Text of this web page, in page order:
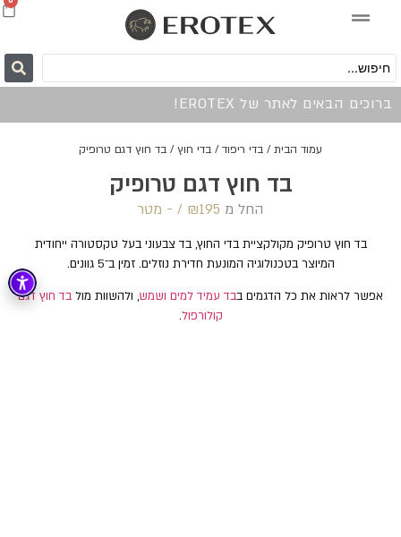
ברוכים הבאים לאתר של EROTEX!
עמוד הבית / בדי ריפוד / בדי חוץ / בד חוץ דגם טרופיק
בד חוץ דגם טרופיק
החל מ ₪195 /‏‏‎ ‎- מטר
בד חוץ טרופיק מקולקציית בדי החוץ, בד צבעוני בעל טקסטורה ייחודית
המיוצר בטכנולוגיה המונעת חדירת נוזלים. זמין ב־5 גוונים.
אפשר לראות את כל הדגמים בבד עמיד למים ושמש, ולהשוות מול בד חוץ דגם
קולורפול.